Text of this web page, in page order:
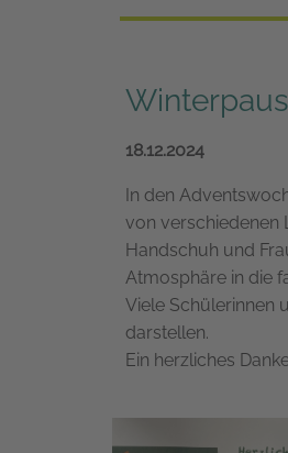
18.12.2024
In den
von verschiedenen
Handschuh und
Atmosphäre in die
Viele Schülerinnen
darstellen.
Ein herzliches